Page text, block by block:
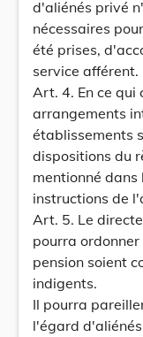
d'aliénés privé
nécessaires
été prises,
service afférent.
Art. 4. En ce qui
arrangements
établissements
dispositions du
mentionné
instructions de
Art. 5. Le
pourra
pension soient
indigents.
Il pourra
l'égard